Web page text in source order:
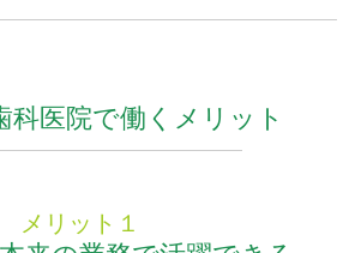
科医院で働くメリット
メリット１